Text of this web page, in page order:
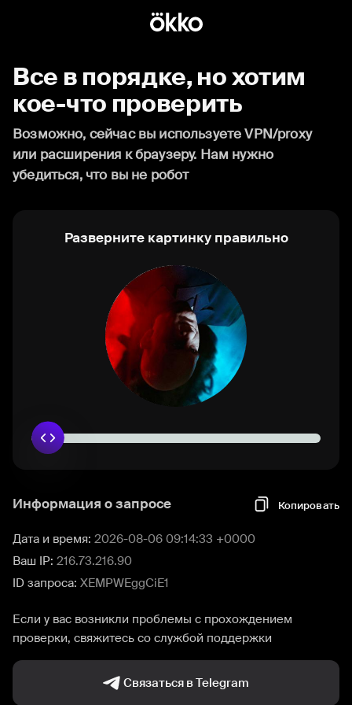
Все в порядке, но хотим
кое-что проверить
Возможно, сейчас вы используете VPN/proxy
или расширения к браузеру. Нам нужно
убедиться, что вы не робот
Разверните картинку правильно
Информация о запросе Копировать
Дата и время: 2026-08-06 09:14:33 +0000
Ваш IP: 216.73.216.90
ID запроса: XEMPWEggCiE1
Если у вас возникли проблемы с прохождением
проверки, свяжитесь со службой поддержки
Связаться в Telegram